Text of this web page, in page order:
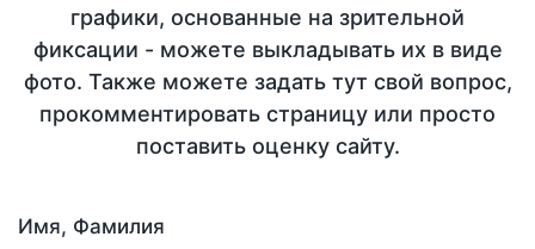
графики, основанные на зрительной
фиксации - можете выкладывать их в виде
фото. Также можете задать тут свой вопрос,
прокомментировать страницу или просто
поставить оценку сайту.
Имя, Фамилия